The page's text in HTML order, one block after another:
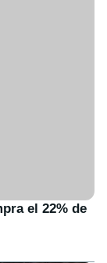
el 22% de